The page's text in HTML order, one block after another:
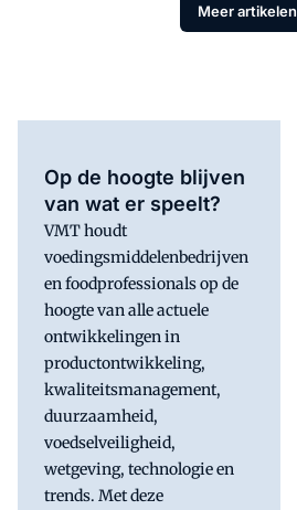
Meer artikelen
Op de hoogte blijven
van wat er speelt?
VMT houdt
voedingsmiddelenbedrijven
en foodprofessionals op de
hoogte van alle actuele
ontwikkelingen in
productontwikkeling,
kwaliteitsmanagement,
duurzaamheid,
voedselveiligheid,
wetgeving, technologie en
trends. Met deze